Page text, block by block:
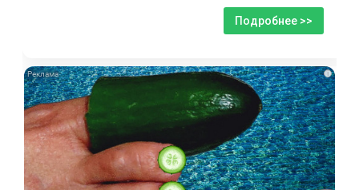
Подробнее >>
i